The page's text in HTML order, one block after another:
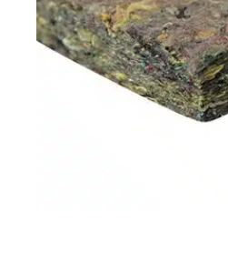
D'ISOLATION
ACOUSTIQUE
CATALOGUE